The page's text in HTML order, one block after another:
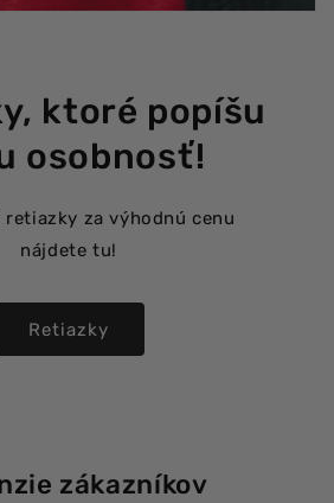
ktoré popíšu
osobnosť!
retiazky za výhodnú cenu
nájdete tu!
Retiazky
zákazníkov